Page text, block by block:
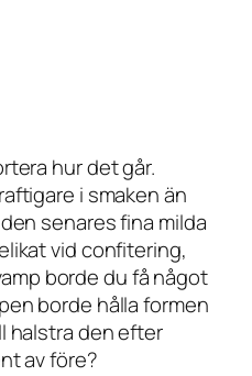
hur det går.
i smaken än
senares fina milda
vid confitering,
borde du få något
borde hålla formen
halstra den efter
av före?